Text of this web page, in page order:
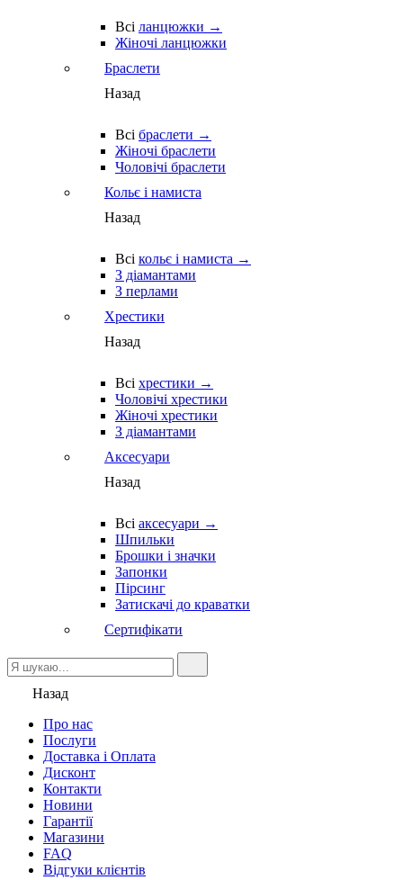
Всі ланцюжки →
Жіночі ланцюжки
Браслети
Назад
Всі браслети →
Жіночі браслети
Чоловічі браслети
Кольє і намиста
Назад
Всі кольє і намиста →
З діамантами
З перлами
Хрестики
Назад
Всі хрестики →
Чоловічі хрестики
Жіночі хрестики
З діамантами
Аксесуари
Назад
Всі аксесуари →
Шпильки
Брошки і значки
Запонки
Пірсинг
Затискачі до краватки
Сертифікати
Назад
Про нас
Послуги
Доставка і Оплата
Дисконт
Контакти
Новини
Гарантії
Магазини
FAQ
Відгуки клієнтів